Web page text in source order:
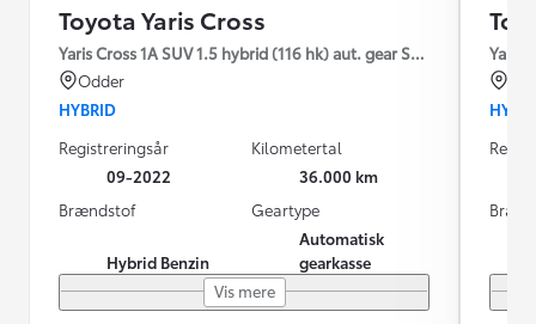
Toyota Yaris Cross
Yaris Cross 1A SUV 1.5 hybrid (116 hk) aut. gear Style
Odder
HYBRID
Registreringsår
09-2022
Kilometertal
36.000 km
Brændstof
Hybrid Benzin
Geartype
Automatisk
gearkasse
Vis mere
Yaris